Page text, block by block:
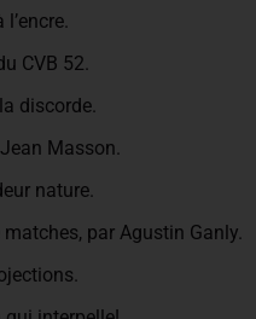
CVB 52.
discorde.
Masson.
nature.
par Agustin Ganly.